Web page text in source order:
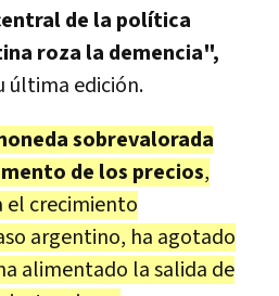
de la política
roza la demencia",
última edición.
sobrevalorada
de los precios,
el crecimiento
argentino, ha agotado
alimentado la salida de